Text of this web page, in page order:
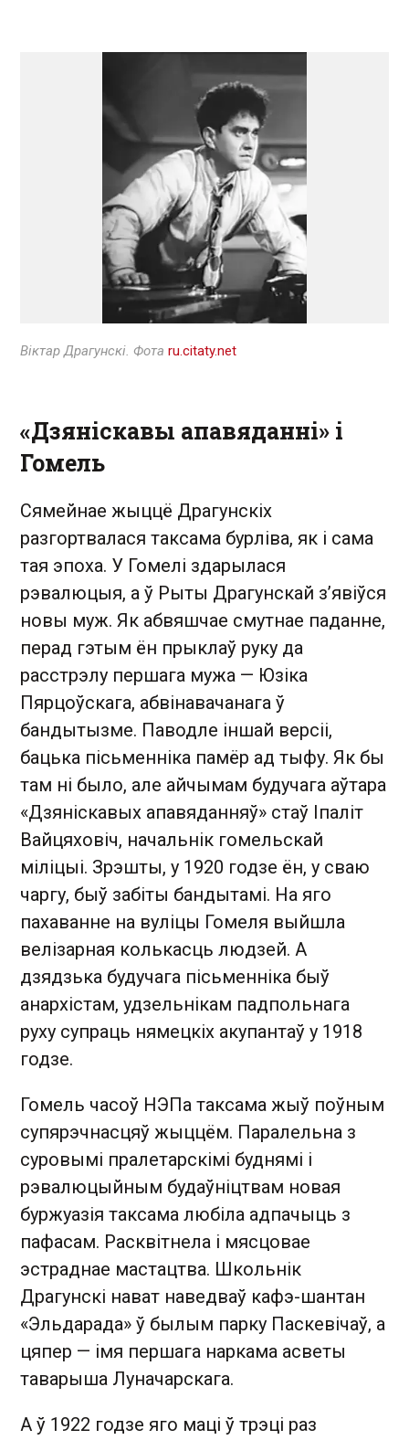
Віктар Драгунскі. Фота ru.citaty.net
«Дзяніскавы апавяданні» і
Гомель
Сямейнае жыццё Драгунскіх
разгортвалася таксама бурліва, як і сама
тая эпоха. У Гомелі здарылася
рэвалюцыя, а ў Рыты Драгунскай з’явіўся
новы муж. Як абвяшчае смутнае паданне,
перад гэтым ён прыклаў руку да
расстрэлу першага мужа — Юзіка
Пярцоўскага, абвінавачанага ў
бандытызме. Паводле іншай версіі,
бацька пісьменніка памёр ад тыфу. Як бы
там ні было, але айчымам будучага аўтара
«Дзяніскавых апавяданняў» стаў Іпаліт
Вайцяховіч, начальнік гомельскай
міліцыі. Зрэшты, у 1920 годзе ён, у сваю
чаргу, быў забіты бандытамі. На яго
пахаванне на вуліцы Гомеля выйшла
велізарная колькасць людзей. А
дзядзька будучага пісьменніка быў
анархістам, удзельнікам падпольнага
руху супраць нямецкіх акупантаў у 1918
годзе.
Гомель часоў НЭПа таксама жыў поўным
супярэчнасцяў жыццём. Паралельна з
суровымі пралетарскімі буднямі і
рэвалюцыйным будаўніцтвам новая
буржуазія таксама любіла адпачыць з
пафасам. Расквітнела і мясцовае
эстраднае мастацтва. Школьнік
Драгунскі нават наведваў кафэ-шантан
«Эльдарада» ў былым парку Паскевічаў, а
цяпер — імя першага наркама асветы
таварыша Луначарскага.
А ў 1922 годзе яго маці ў трэці раз